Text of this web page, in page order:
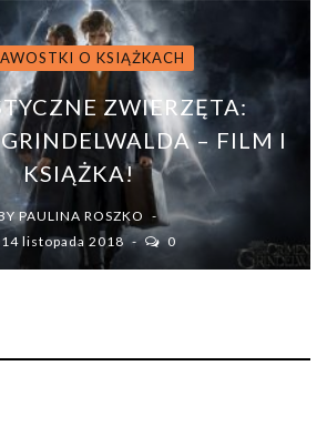
O KSIĄŻKACH
ZWIERZĘTA:
– FILM I
KSIĄŻKA!
PAULINA ROSZKO
14 listopada 2018
0